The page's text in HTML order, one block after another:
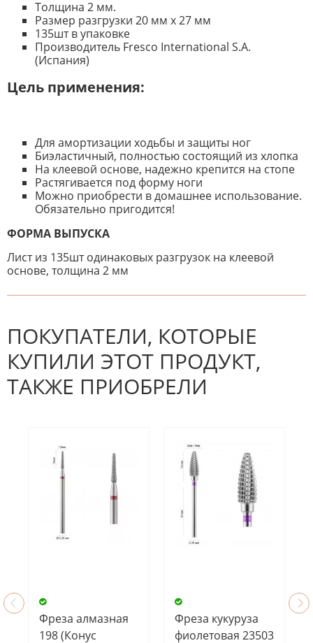
Толщина 2 мм.
Размер разгрузки 20 мм x 27 мм
135шт в упаковке
Производитель Fresco International S.A.
(Испания)
Цель применения:
Для амортизации ходьбы и защиты ног
Биэластичный, полностью состоящий из хлопка
На клеевой основе, надежно крепится на стопе
Растягивается под форму ноги
Можно приобрести в домашнее использование.
Обязательно пригодится!
ФОРМА ВЫПУСКА
Лист из 135шт одинаковых разгрузок на клеевой
основе, толщина 2 мм
К настоящему времени нет
отзыв.
ПОКУПАТЕЛИ, КОТОРЫЕ
КУПИЛИ ЭТОТ ПРОДУКТ,
ТАКЖЕ ПРИОБРЕЛИ
Фреза алмазная
198 (Конус
Фреза кукуруза
фиолетовая 23503